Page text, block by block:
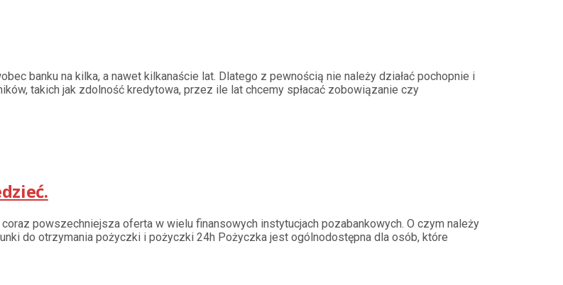
banku na kilka, a nawet kilkanaście lat. Dlatego z pewnością nie należy działać pochopnie i
takich jak zdolność kredytowa, przez ile lat chcemy spłacać zobowiązanie czy
powszechniejsza oferta w wielu finansowych instytucjach pozabankowych. O czym należy
do otrzymania pożyczki i pożyczki 24h Pożyczka jest ogólnodostępna dla osób, które